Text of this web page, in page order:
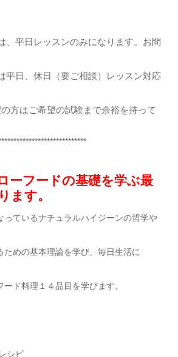
、平日レッスンのみになります。お問
平日、休日（要ご相談）レッスン対応
方はご希望の試験まで余裕を持って
ーフードの基礎を学ぶ最
ます。
っているナチュラルハイジーンの哲学や
ための基本理論を学び、毎日生活に
ド料理１４品目を学びます。
シピ